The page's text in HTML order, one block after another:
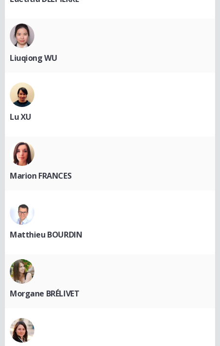
Liuqiong WU
Lu XU
Marion FRANCES
Matthieu BOURDIN
Morgane BRÉLIVET